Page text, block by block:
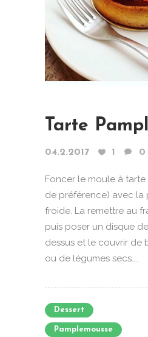
Tarte
04.2.2017 1 0
Foncer le moule à
de préférence) avec la
froide. La remettre au
puis poser un disque
dessus et le couvrir de
ou de légumes secs....
Dessert
Pamplemousse